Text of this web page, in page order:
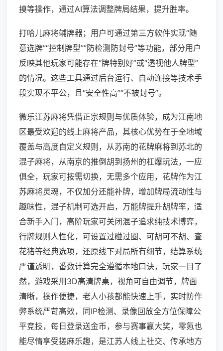
摸等操作，通过AI算法调整牌局结果，提升胜率。
打哈儿麻将辅牌器；用户可通过第三方软件实现“随
意选牌”“控制牌型”“防检测防封号”等功能，部分用户
反映其他玩家可能存在“牌特别好”或“透视他人牌型”
的情况。这些工具通过后台运行、自动连接等技术手
段实现不平公，且“安全性高”“不被封号”。
微乐江苏麻将凭借正宗规则与优质体验，成为江南地
区最受欢迎的线上麻将产品，其核心优势在于全地域
覆盖与高度自定义规则，从苏南的花牌麻将到苏北的
混子麻将，从南京的推倒胡到扬州的杠爆玩法，一应
俱全，玩家可按需切换，无需多个应用，花牌作为江
苏麻将灵魂，不仅加分还能补牌，增加牌局流动性与
趣味性，混子机制可选开启，万能牌提升胡牌率，适
合新手入门，高阶玩家可关闭混子追求纯技术博弈，
行牌规则人性化，可设置过碰过圈、可胡可不胡、查
花猪等经典选项，还原线下对局所有细节，结算系统
严谨透明，番数计算完全遵循本地口诀，玩家一目了
然，游戏采用3D高清牌桌，视角可自由调节，牌面
清晰，操作便捷，老人小孩都能快速上手，实时防作
弊系统严苛高效，同IP检测、录像回放全方位保障公
平竞技，每日登录送金币，参与赛事赢大奖，零氪也
能尽情享受搓麻乐趣，是江苏人线上社交、传承地方